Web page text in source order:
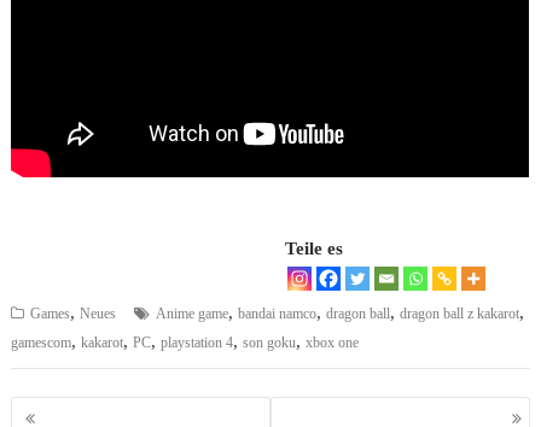
Teile es
Games,Neues Anime game,bandai namco,dragon ball,dragon ball z kakarot,
gamescom,kakarot,PC,playstation 4,son goku,xbox one
Beitragsnavigation